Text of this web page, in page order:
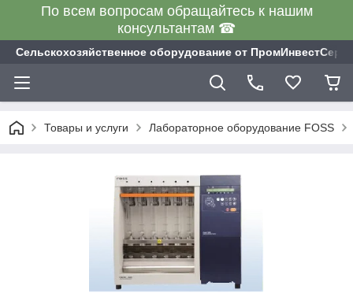
По всем вопросам обращайтесь к нашим
консультантам ☎
Сельскохозяйственное оборудование от
Товары и услуги Лабораторное оборудование FOSS